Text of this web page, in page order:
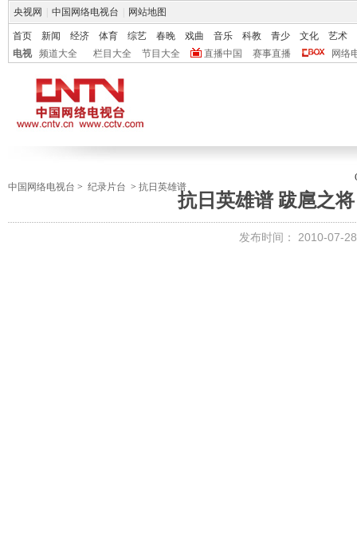
央视网 中国网络电视台 网站地图
首页 新闻 经济 体育 综艺 春晚 戏曲 音乐 科教 青少 文化
艺术
电视
频道大全 栏目大全 节目大全 直播中国 赛事直播 网络
中国网络电视台 > 纪录片台 > 抗日英雄谱
抗日英雄谱 跋扈之
发布时间： 2010-07-